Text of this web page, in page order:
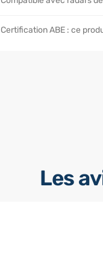
Certification ABE : ce
Les